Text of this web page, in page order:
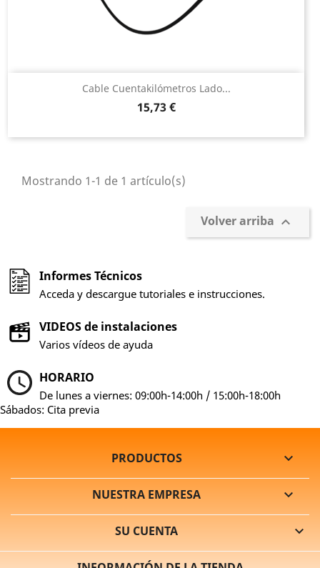
Cable Cuentakilómetros Lado...
Precio
15,73 €
Mostrando 1-1 de 1 artículo(s)
Volver arriba 
Informes Técnicos
Acceda y descargue tutoriales e instrucciones.
VIDEOS de instalaciones
Varios vídeos de ayuda
HORARIO
De lunes a viernes: 09:00h-14:00h / 15:00h-18:00h
Sábados: Cita previa
PRODUCTOS 
NUESTRA EMPRESA 
SU CUENTA 